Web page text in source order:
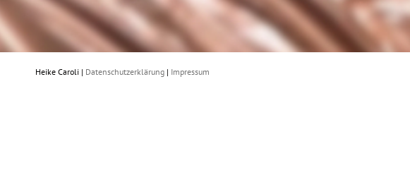
Heike Caroli | Datenschutzerklärung| Impressum